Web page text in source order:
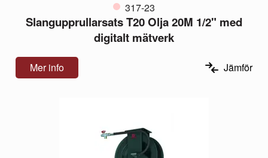
317-23
Slangupprullarsats T20 Olja 20M 1/2" med
digitalt mätverk
Mer info Jämför